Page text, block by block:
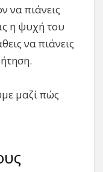
να πιάνεις
η ψυχή του
να πιάνεις
μαζί πώς